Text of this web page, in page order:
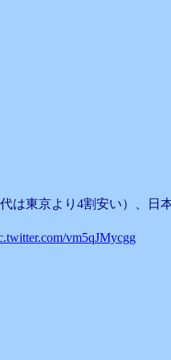
は東京より4割安い）、日
vm5qJMycgg